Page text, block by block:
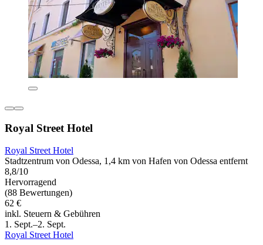
Royal Street Hotel
Royal Street Hotel
Stadtzentrum von Odessa, 1,4 km von Hafen von Odessa entfernt
8,8/10
Hervorragend
(88 Bewertungen)
62 €
inkl. Steuern & Gebühren
1. Sept.–2. Sept.
Royal Street Hotel